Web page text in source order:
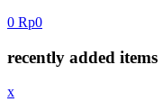
0 Rp0
recently added items
x